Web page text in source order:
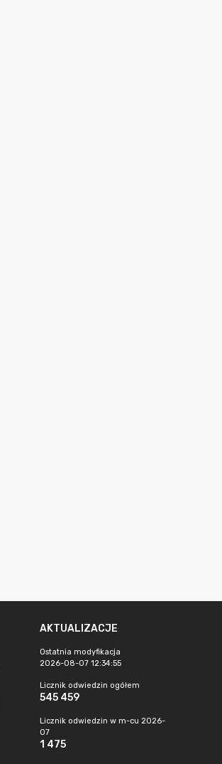
AKTUALIZACJE
Ostatnia modyfikacja
2026-08-07 12:34:55
Licznik odwiedzin ogółem
545 459
Licznik odwiedzin w m-cu 2026-
07
1 475